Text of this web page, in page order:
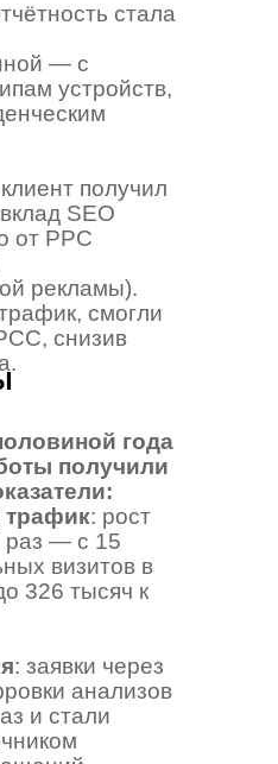
стала
— с
устройств,
клиент получил
SEO
от PPC
рекламы).
смогли
снизив
года
получили
трафик: рост
раз — с 15
визитов в
326 тысяч к
: заявки через
анализов
и стали